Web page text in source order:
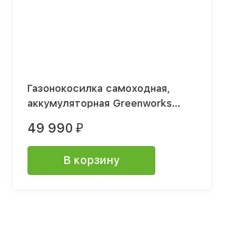
Газонокосилка самоходная,
аккумуляторная Greenworks
самоходная, бесщеточная, без
АКБ и ЗУ
49 990 ₽
В корзину